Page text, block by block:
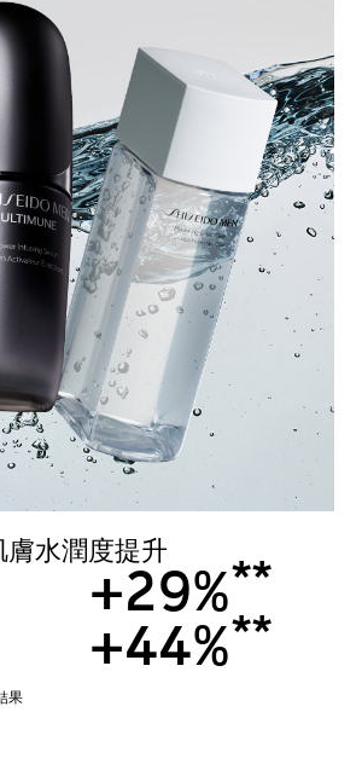
膚水潤度提升
+29%**
+44%**
果